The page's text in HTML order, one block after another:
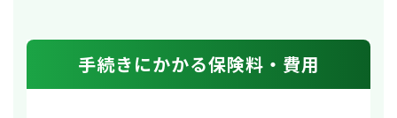
手続きにかかる保険料・費用